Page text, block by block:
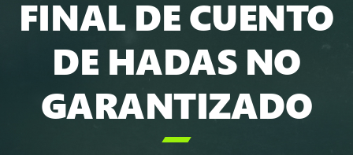
FINAL DE CUENTO
DE HADAS NO
GARANTIZADO
